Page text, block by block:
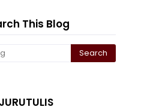
This Blog
JURUTULIS